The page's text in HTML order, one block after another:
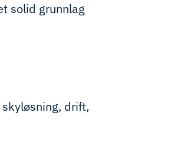
solid grunnlag
drift,